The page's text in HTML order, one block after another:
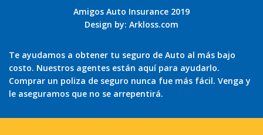
Amigos Auto Insurance 2019
Design by: Arkloss.com
Te ayudamos a obtener tu seguro de Auto al más bajo
costo. Nuestros agentes están aquí para ayudarlo.
Comprar un poliza de seguro nunca fue más fácil. Venga y
le aseguramos que no se arrepentirá.